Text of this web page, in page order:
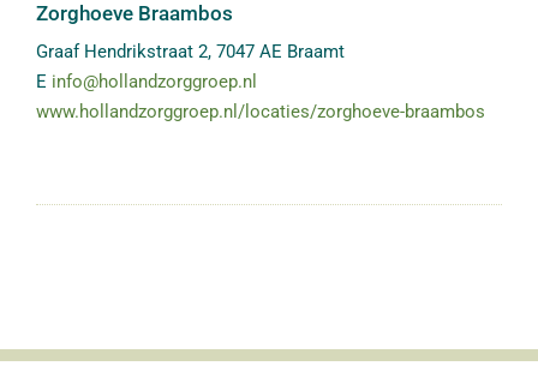
Zorghoeve Braambos
Graaf Hendrikstraat 2, 7047 AE Braamt
E info@hollandzorggroep.nl
www.hollandzorggroep.nl/locaties/zorghoeve-braambos